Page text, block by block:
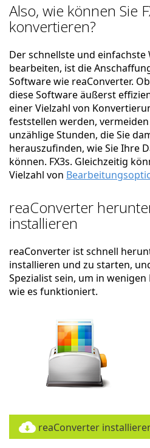
Also, wie können Sie
konvertieren?
Der schnellste und einfachste
bearbeiten, ist die
Software wie reaConverter.
diese Software äußerst
einer Vielzahl von
feststellen werden,
unzählige Stunden, die Sie
herauszufinden, wie Sie Ihre
können. FX3s. Gleichzeitig
Vielzahl von
reaConverter
installieren
reaConverter ist schnell
installieren und zu starten,
Spezialist sein, um in
wie es funktioniert.
reaConverter